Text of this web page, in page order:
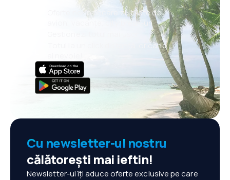
Oferte noi în fiecare zi: bilete de
avion, vacanțe, city break-uri
Totul la un click distanță, oricând
Cu newsletter-ul nostru
călătorești mai ieftin!
Newsletter-ul îți aduce oferte exclusive pe care